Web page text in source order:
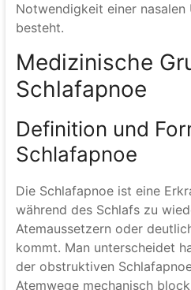
Notwendigkeit einer
besteht.
Medizinische
Schlafapnoe
Definition und
Schlafapnoe
Die Schlafapnoe ist eine
während des Schlafs zu
Atemaussetzern oder
kommt. Man unterscheidet
der obstruktiven
Atemwege mechanisch